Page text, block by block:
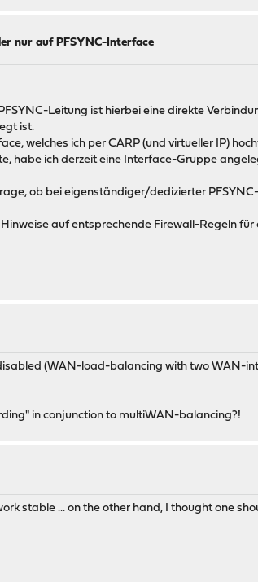
nur auf PFSYNC-Interface
Leitung ist hierbei eine direkte
ist.
welches ich per CARP (und virtueller IP)
habe ich derzeit eine Interface-Gruppe
ob bei eigenständiger/dedizierter
auf entsprechende Firewall-Regeln
(WAN-load-balancing with two WAN-
in conjunction to multiWAN-balancing?!
stable ... on the other hand, I thought one